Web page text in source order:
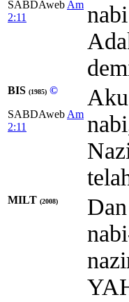
SABDAweb Am
2:11
BIS (1985) ©
SABDAweb Am
2:11
MILT (2008)